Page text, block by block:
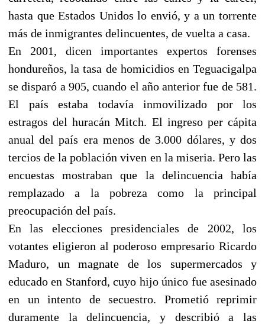
hasta que Estados Unidos lo envió, y a un torrente
más de inmigrantes delincuentes, de vuelta a casa.
En 2001, dicen importantes expertos forenses
hondureños, la tasa de homicidios en Teguacigalpa
se disparó a 905, cuando el año anterior fue de 581.
El país estaba todavía inmovilizado por los
estragos del huracán Mitch. El ingreso per cápita
anual del país era menos de 3.000 dólares, y dos
tercios de la población viven en la miseria. Pero las
encuestas mostraban que la delincuencia había
remplazado a la pobreza como la principal
preocupación del país.
En las elecciones presidenciales de 2002, los
votantes eligieron al poderoso empresario Ricardo
Maduro, un magnate de los supermercados y
educado en Stanford, cuyo hijo único fue asesinado
en un intento de secuestro. Prometió reprimir
duramente la delincuencia, y describió a las